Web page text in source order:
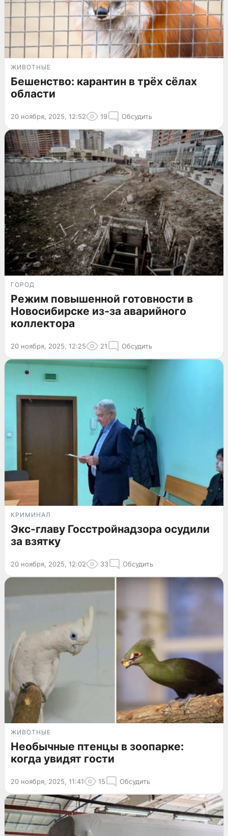
ЖИВОТНЫЕ
Бешенство: карантин в трёх сёлах
области
20 ноября, 2025, 12:52 19 Обсудить
ГОРОД
Режим повышенной готовности в
Новосибирске из-за аварийного
коллектора
20 ноября, 2025, 12:25 21 Обсудить
КРИМИНАЛ
Экс-главу Госстройнадзора осудили
за взятку
20 ноября, 2025, 12:02 33 Обсудить
ЖИВОТНЫЕ
Необычные птенцы в зоопарке:
когда увидят гости
20 ноября, 2025, 11:41 15 Обсудить